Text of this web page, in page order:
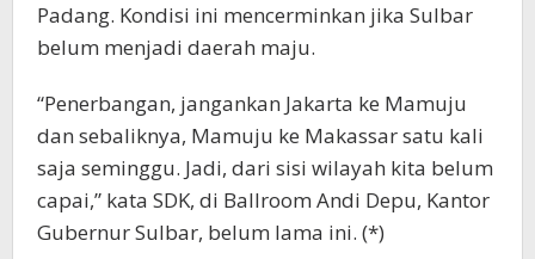
Padang. Kondisi ini mencerminkan jika Sulbar
belum menjadi daerah maju.
“Penerbangan, jangankan Jakarta ke Mamuju
dan sebaliknya, Mamuju ke Makassar satu kali
saja seminggu. Jadi, dari sisi wilayah kita belum
capai,” kata SDK, di Ballroom Andi Depu, Kantor
Gubernur Sulbar, belum lama ini. (*)